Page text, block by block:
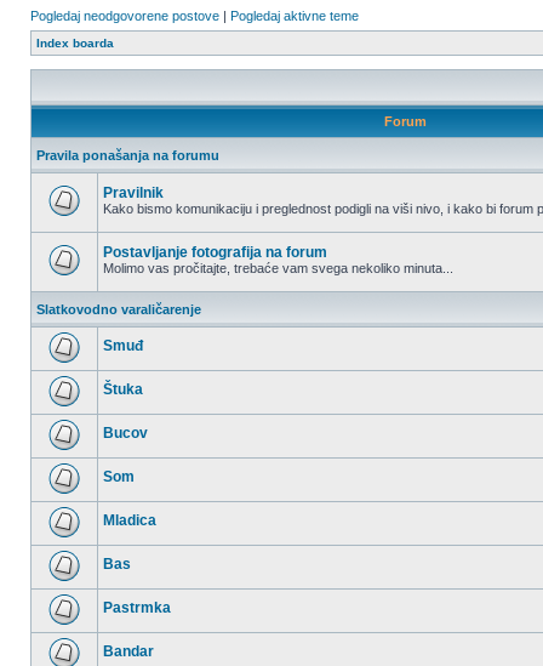
Pogledaj neodgovorene postove | Pogledaj aktivne teme
Index boarda
Forum
Pravila ponašanja na forumu
nepročitanih
postova
Pravilnik
Kako bismo komunikaciju i preglednost podigli na viši nivo, i kako bi forum
nepročitanih
postova
Postavljanje fotografija na forum
Molimo vas pročitajte, trebaće vam svega nekoliko minuta...
Slatkovodno varaličarenje
Nema
nepročitanih
postova
Smuđ
Nema
nepročitanih
postova
Štuka
Nema
nepročitanih
postova
Bucov
Nema
nepročitanih
postova
Som
Nema
nepročitanih
postova
Mladica
Nema
nepročitanih
postova
Bas
Nema
nepročitanih
postova
Pastrmka
Bandar